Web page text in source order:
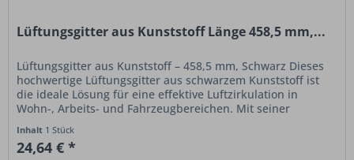
Lüftungsgitter aus Kunststoff Länge 458,5 mm,...
Lüftungsgitter aus Kunststoff – 458,5 mm, Schwarz Dieses
hochwertige Lüftungsgitter aus schwarzem Kunststoff ist
die ideale Lösung für eine effektive Luftzirkulation in
Wohn-, Arbeits- und Fahrzeugbereichen. Mit seiner
Inhalt 1 Stück
24,64 € *